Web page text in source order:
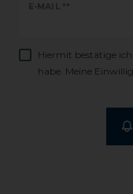
E-MAIL **
Newsletter
Hiermit bestätige
habe. Meine